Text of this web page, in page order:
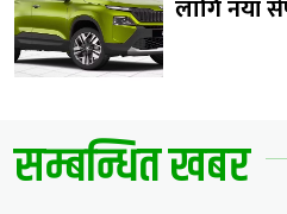
लागि नयाँ
सम्बन्धित खबर